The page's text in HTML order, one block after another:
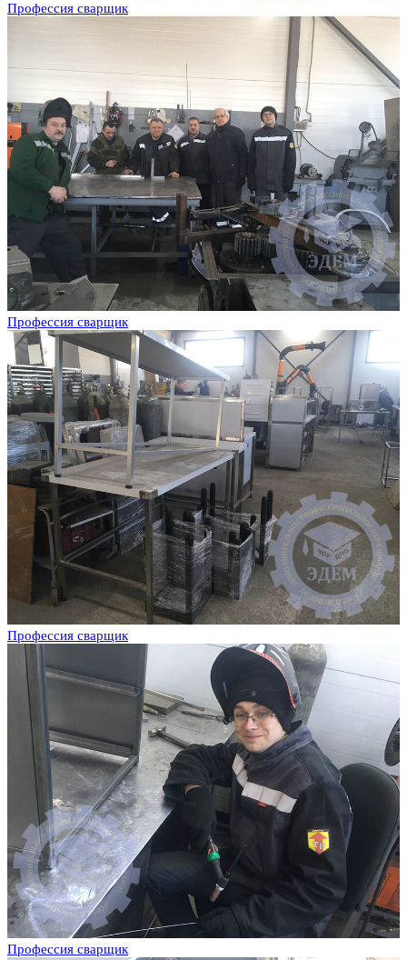
Профессия сварщик
Профессия сварщик
Профессия сварщик
Профессия сварщик